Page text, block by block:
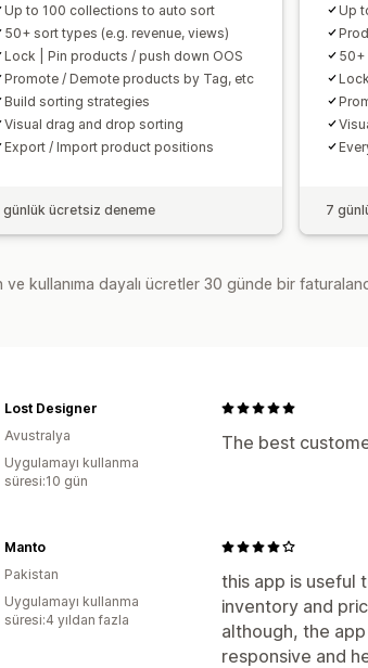
Up to 100 collections to auto sort
50+ sort types (e.g. revenue, views)
Lock | Pin products / push down OOS
Promote / Demote products by Tag, etc
Build sorting strategies
Visual drag and drop sorting
Export / Import product positions
günlük ücretsiz deneme
Up
50+
7
kullanıma dayalı ücretler 30 günde bir
The best
Lost Designer
Avustralya
Uygulamayı kullanma
süresi:10 gün
this app is useful
inventory and
although, the
responsive and
Manto
Pakistan
Uygulamayı kullanma
süresi:4 yıldan fazla